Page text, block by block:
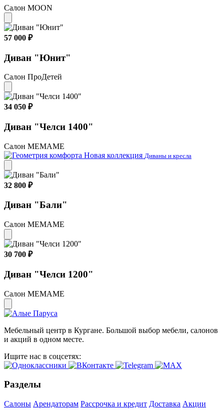
Салон MOON
57 000 ₽
Диван "Юнит"
Салон ПроДетей
34 050 ₽
Диван "Челси 1400"
Салон МЕМАМЕ
Новая коллекция Диваны и кресла
32 800 ₽
Диван "Бали"
Салон МЕМАМЕ
30 700 ₽
Диван "Челси 1200"
Салон МЕМАМЕ
Мебельный центр в Кургане. Большой выбор мебели, салонов
и акций в одном месте.
Ищите нас в соцсетях:
Разделы
Салоны Арендаторам Рассрочка и кредит Доставка Акции